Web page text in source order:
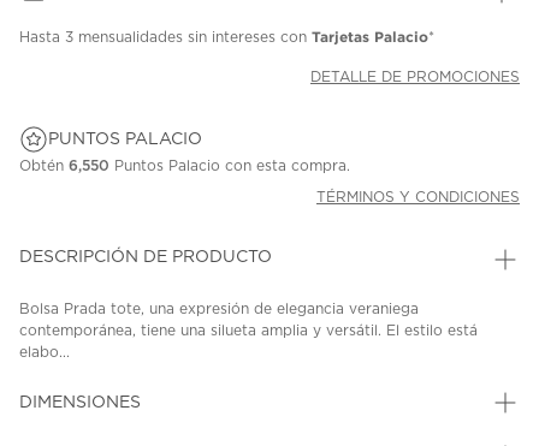
Hasta 3 mensualidades sin intereses con Tarjetas Palacio*
DETALLE DE PROMOCIONES
PUNTOS PALACIO
Obtén 6,550 Puntos Palacio con esta compra.
TÉRMINOS Y CONDICIONES
DESCRIPCIÓN DE PRODUCTO
Bolsa Prada tote, una expresión de elegancia veraniega
contemporánea, tiene una silueta amplia y versátil. El estilo está
elabo...
DIMENSIONES